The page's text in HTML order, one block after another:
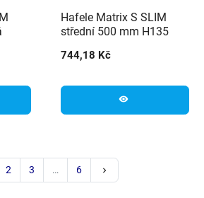
Hafele Matrix S SLIM
střední 500 mm H135
744,18 Kč
visibility
2 3 … 6 keyboard_arrow_right